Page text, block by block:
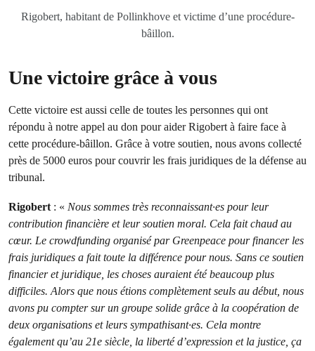
Rigobert, habitant de Pollinkhove et victime d’une procédure-
bâillon.
Une victoire grâce à vous
Cette victoire est aussi celle de toutes les personnes qui ont
répondu à notre appel au don pour aider Rigobert à faire face à
cette procédure-bâillon. Grâce à votre soutien, nous avons collecté
près de 5000 euros pour couvrir les frais juridiques de la défense au
tribunal.
Rigobert: « Nous sommes très reconnaissant·es pour leur
contribution financière et leur soutien moral. Cela fait chaud au
cœur. Le crowdfunding organisé par Greenpeace pour financer les
frais juridiques a fait toute la différence pour nous. Sans ce soutien
financier et juridique, les choses auraient été beaucoup plus
difficiles. Alors que nous étions complètement seuls au début, nous
avons pu compter sur un groupe solide grâce à la coopération de
deux organisations et leurs sympathisant·es. Cela montre
également qu’au 21e siècle, la liberté d’expression et la justice, ça